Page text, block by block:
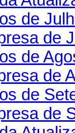
de
de
de
de
de
de